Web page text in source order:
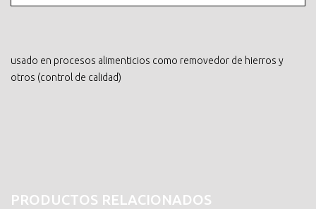
usado en procesos alimenticios como removedor de hierros y
otros (control de calidad)
PRODUCTOS RELACIONADOS